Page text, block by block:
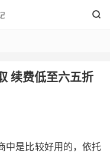

续费低至六五折
中是比较好用的，依托